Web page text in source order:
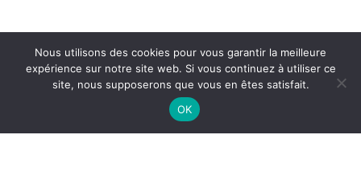
Nous utilisons des cookies pour vous garantir la meilleure
expérience sur notre site web. Si vous continuez à utiliser ce
site, nous supposerons que vous en êtes satisfait.
OK